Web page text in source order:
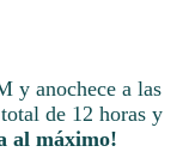
y anochece a las
de 12 horas y
al máximo!